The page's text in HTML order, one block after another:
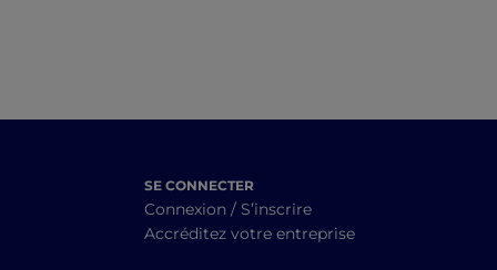
SE CONNECTER
Connexion / S’inscrire
Accréditez votre entreprise